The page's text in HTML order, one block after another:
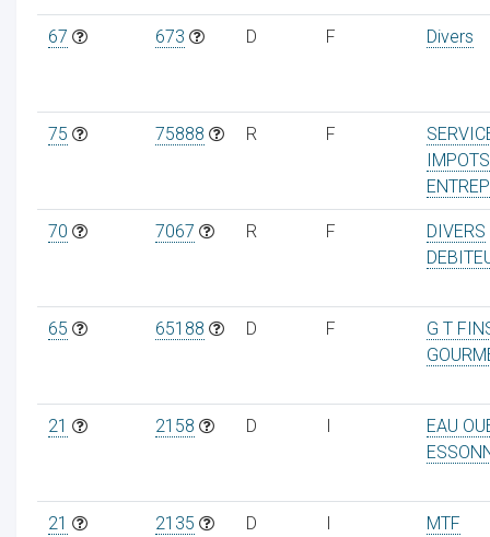
67 673 D F Divers
75 75888 R F
IMPOTS
70 7067 R F
DIVERS
65 65188 D F
G T
21 2158 D I
EAU
21 2135 D I
MTF